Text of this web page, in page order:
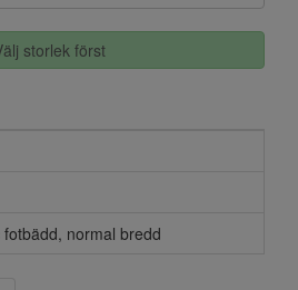
storlek först
fotbädd, normal bredd